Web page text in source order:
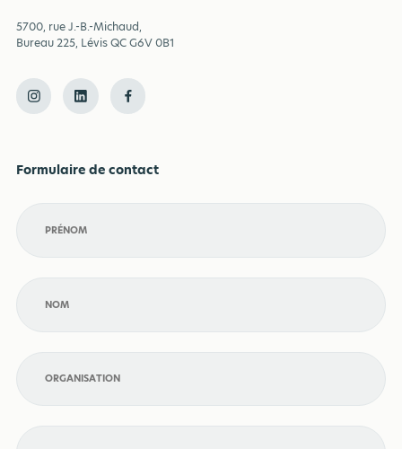
5700, rue J.-B.-Michaud,
Bureau 225, Lévis QC G6V 0B1
Formulaire de contact